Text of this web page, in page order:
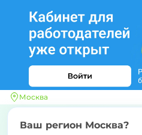
Москва
Ваш регион Москва?